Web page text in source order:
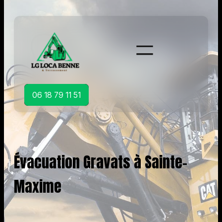
06 18 79 11 51
Évacuation Gravats à Sainte-
Maxime